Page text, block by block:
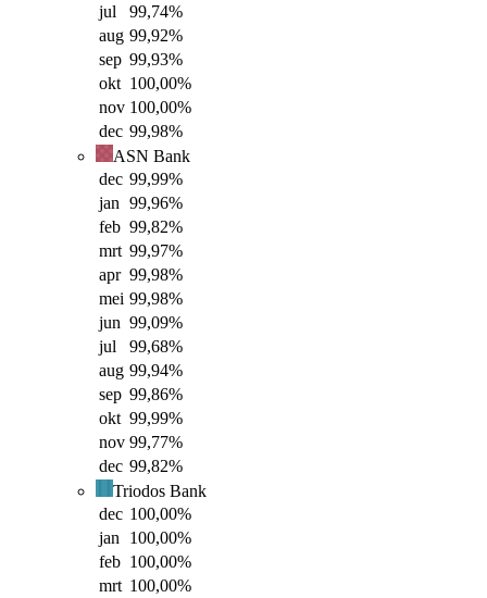
jul
99,74%
aug 99,92%
sep 99,93%
okt 100,00%
nov 100,00%
dec 99,98%
ASN Bank
dec 99,99%
jan 99,96%
feb 99,82%
mrt 99,97%
apr 99,98%
mei 99,98%
jun 99,09%
jul
99,68%
aug 99,94%
sep 99,86%
okt 99,99%
nov 99,77%
dec 99,82%
Triodos Bank
dec 100,00%
jan
100,00%
feb 100,00%
mrt 100,00%